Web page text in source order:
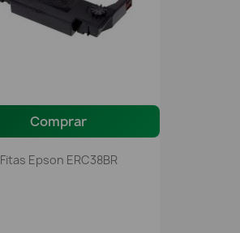
Comprar
Fitas Epson ERC38BR